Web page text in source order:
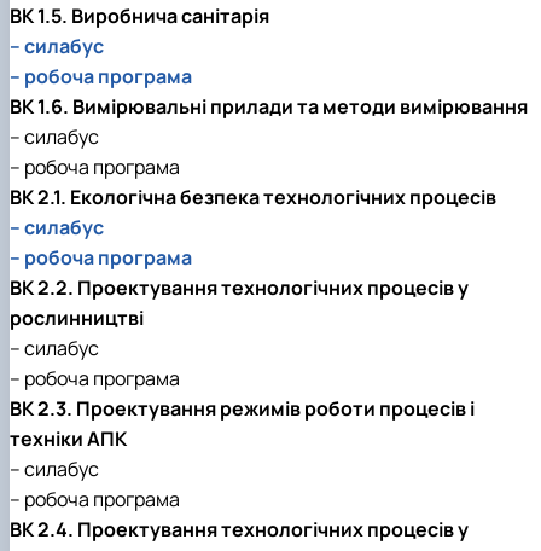
ВК 1.5. Виробнича санітарія
– силабус
– робоча програма
ВК 1.6. Вимірювальні прилади та методи вимірювання
– силабус
– робоча програма
ВК 2.1. Екологічна безпека технологічних процесів
– силабус
– робоча програма
ВК 2.2. Проектування технологічних процесів у
рослинництві
– силабус
– робоча програма
ВК 2.3. Проектування режимів роботи процесів і
техніки АПК
– силабус
– робоча програма
ВК 2.4. Проектування технологічних процесів у